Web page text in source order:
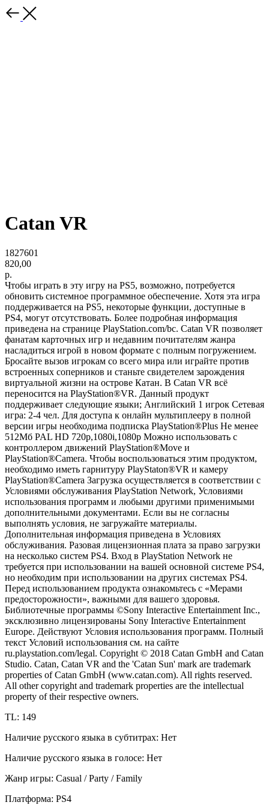
Catan VR
1827601
820,00
р.
Чтобы играть в эту игру на PS5, возможно, потребуется
обновить системное программное обеспечение. Хотя эта игра
поддерживается на PS5, некоторые функции, доступные в
PS4, могут отсутствовать. Более подробная информация
приведена на странице PlayStation.com/bc. Catan VR позволяет
фанатам карточных игр и недавним почитателям жанра
насладиться игрой в новом формате с полным погружением.
Бросайте вызов игрокам со всего мира или играйте против
встроенных соперников и станьте свидетелем зарождения
виртуальной жизни на острове Катан. В Catan VR всё
переносится на PlayStation®VR. Данный продукт
поддерживает следующие языки; Английский 1 игрок Сетевая
игра: 2-4 чел. Для доступа к онлайн мультиплееру в полной
версии игры необходима подписка PlayStation®Plus Не менее
512Мб PAL HD 720p,1080i,1080p Можно использовать с
контроллером движений PlayStation®Move и
PlayStation®Camera. Чтобы воспользоваться этим продуктом,
необходимо иметь гарнитуру PlayStaton®VR и камеру
PlayStation®Camera Загрузка осуществляется в соответствии с
Условиями обслуживания PlayStation Network, Условиями
использования программ и любыми другими применимыми
дополнительными документами. Если вы не согласны
выполнять условия, не загружайте материалы.
Дополнительная информация приведена в Условиях
обслуживания. Разовая лицензионная плата за право загрузки
на несколько систем PS4. Вход в PlayStation Network не
требуется при использовании на вашей основной системе PS4,
но необходим при использовании на других системах PS4.
Перед использованием продукта ознакомьтесь с «Мерами
предосторожности», важными для вашего здоровья.
Библиотечные программы ©Sony Interactive Entertainment Inc.,
эксклюзивно лицензированы Sony Interactive Entertainment
Europe. Действуют Условия использования программ. Полный
текст Условий использования см. на сайте
ru.playstation.com/legal. Copyright © 2018 Catan GmbH and Catan
Studio. Catan, Catan VR and the 'Catan Sun' mark are trademark
properties of Catan GmbH (www.catan.com). All rights reserved.
All other copyright and trademark properties are the intellectual
property of their respective owners.
TL: 149
Наличие русского языка в субтитрах: Нет
Наличие русского языка в голосе: Нет
Жанр игры: Casual / Party / Family
Платформа: PS4